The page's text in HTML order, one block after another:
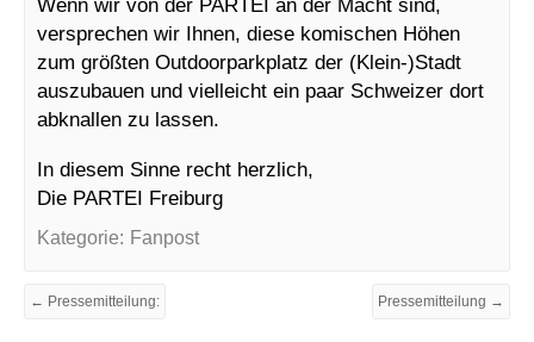
versprechen wir Ihnen, diese komischen Höhen
zum größten Outdoorparkplatz der (Klein-)Stadt
auszubauen und vielleicht ein paar Schweizer dort
abknallen zu lassen.
In diesem Sinne recht herzlich,
Die PARTEI Freiburg
Kategorie: Fanpost
← Pressemitteilung: Pressemitteilung →